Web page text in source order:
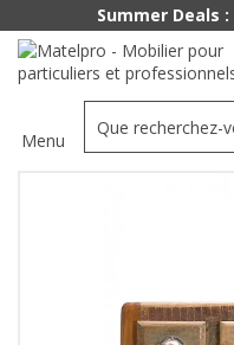
Menu
Summer Deals :